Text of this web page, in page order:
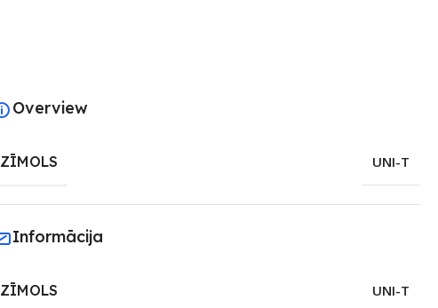
Overview
ZĪMOLS UNI-T
Informācija
ZĪMOLS UNI-T